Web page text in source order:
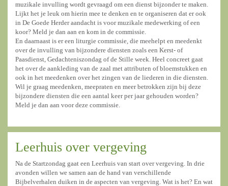
muzikale invulling wordt gevraagd om een dienst bijzonder te maken.
Lijkt het je leuk om hierin mee te denken en te organiseren dat er ook
in De Goede Herder aandacht is voor muzikale medewerking of een
koor? Meld je dan aan en kom in de commissie.
En daarnaast is er een liturgie commissie, die meehelpt en meedenkt
over de invulling van bijzondere diensten zoals een Kerst- of
Paasdienst, Gedachteniszondag of de Stille week. Heel concreet gaat
het over de aankleding van de zaal met attributen of bloemstukken en
ook in het meedenken over het zingen van de liederen in die diensten.
Wil je graag meedenken, meepraten en meer betrokken zijn bij deze
bijzondere diensten die een aantal keer per jaar gehouden worden?
Meld je dan aan voor deze commissie.
Leerhuis over vergeving
Na de Startzondag gaat een Leerhuis van start over vergeving. In drie
avonden willen we samen aan de hand van verschillende
Bijbelverhalen duiken in de aspecten van vergeving. Wat is het? En wat